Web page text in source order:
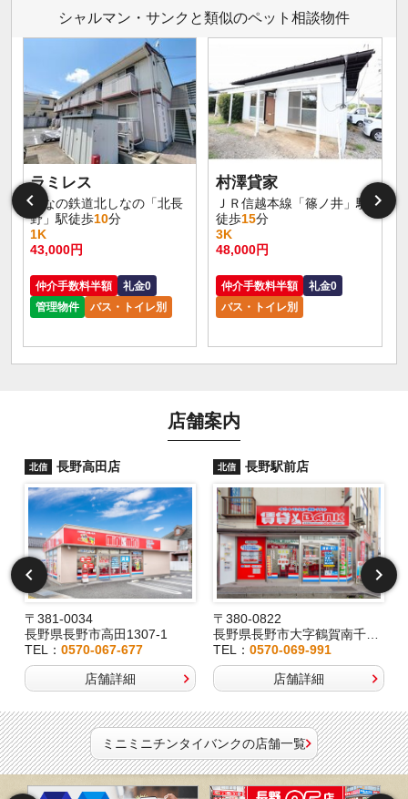
シャルマン・サンクと類似のペット相談物件
ラミレス
しなの鉄道北しなの「北長
野」駅徒歩10分
1K
43,000円
仲介手数料半額
礼金0
管理物件
バス・トイレ別
村澤貸家
ＪＲ信越本線「篠ノ井」駅
徒歩15分
3K
48,000円
仲介手数料半額
礼金0
バス・トイレ別
店舗案内
北信 長野高田店
〒381-0034
長野県長野市高田1307-1
TEL： 0570-067-677
店舗詳細
北信 長野駅前店
〒380-0822
長野県長野市大字鶴賀南千歳町826
TEL： 0570-069-991
店舗詳細
ミニミニチンタイバンクの店舗一覧